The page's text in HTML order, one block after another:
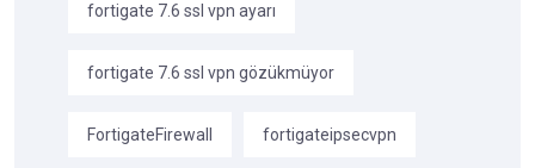
fortigate 7.6 ssl vpn ayarı
fortigate 7.6 ssl vpn gözükmüyor
FortigateFirewall fortigateipsecvpn